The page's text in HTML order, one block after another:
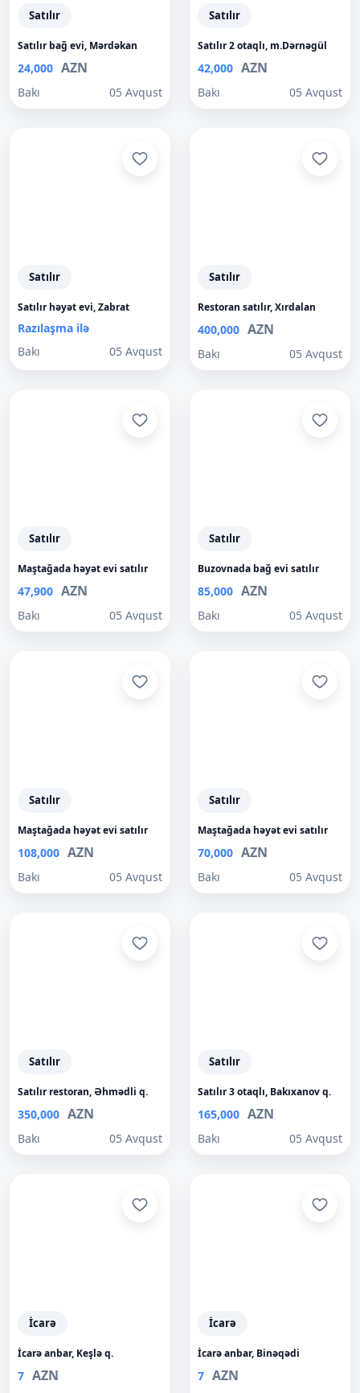
Satılır
Satılır bağ evi, Mərdəkan
24,000 AZN
Bakı 05 Avqust
Satılır
Satılır 2 otaqlı, m.Dərnəgül
42,000 AZN
Bakı 05 Avqust
Satılır
Satılır həyət evi, Zabrat
Razılaşma ilə
Bakı
05 Avqust
Satılır
Restoran satılır, Xırdalan
400,000 AZN
Bakı 05 Avqust
Satılır
Maştağada həyət evi satılır
47,900 AZN
Bakı 05 Avqust
Satılır
Buzovnada bağ evi satılır
85,000 AZN
Bakı 05 Avqust
Satılır
Maştağada həyət evi satılır
108,000 AZN
Bakı 05 Avqust
Satılır
Maştağada həyət evi satılır
70,000 AZN
Bakı 05 Avqust
Satılır
Satılır restoran, Əhmədli q.
350,000 AZN
Bakı 05 Avqust
Satılır
Satılır 3 otaqlı, Bakıxanov q.
165,000 AZN
Bakı 05 Avqust
İcarə
İcarə anbar, Keşlə q.
7 AZN
İcarə
İcarə anbar, Binəqədi
7 AZN